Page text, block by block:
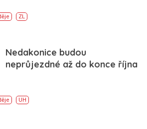
ZL
Nedakonice budou
neprůjezdné až do konce října
UH